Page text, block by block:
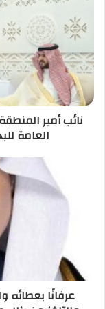
نائب أمير
العامة
عرفانًا بعطائه